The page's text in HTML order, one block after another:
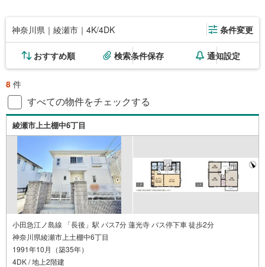
神奈川県｜綾瀬市｜4K/4DK 条件変更
おすすめ順 検索条件保存 通知設定
8 件
すべての物件をチェックする
綾瀬市上土棚中6丁目
小田急江ノ島線 「長後」駅 バス7分 蓮光寺 バス停下車 徒歩2分
神奈川県綾瀬市上土棚中6丁目
1991年10月（築35年）
4DK / 地上2階建